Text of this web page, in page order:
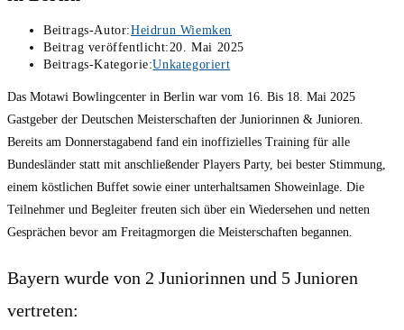
Beitrags-Autor:Heidrun Wiemken
Beitrag veröffentlicht:20. Mai 2025
Beitrags-Kategorie:Unkategoriert
Das Motawi Bowlingcenter in Berlin war vom 16. Bis 18. Mai 2025
Gastgeber der Deutschen Meisterschaften der Juniorinnen & Junioren.
Bereits am Donnerstagabend fand ein inoffizielles Training für alle
Bundesländer statt mit anschließender Players Party, bei bester Stimmung,
einem köstlichen Buffet sowie einer unterhaltsamen Showeinlage. Die
Teilnehmer und Begleiter freuten sich über ein Wiedersehen und netten
Gesprächen bevor am Freitagmorgen die Meisterschaften begannen.
Bayern wurde von 2 Juniorinnen und 5 Junioren
vertreten: